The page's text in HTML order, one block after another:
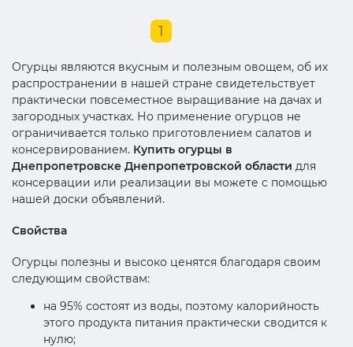
1
Огурцы являются вкусным и полезным овощем, об их
распространении в нашей стране свидетельствует
практически повсеместное выращивание на дачах и
загородных участках. Но применение огурцов не
ограничивается только приготовлением салатов и
консервированием. Купить огурцы в
Днепропетровске Днепропетровской области для
консервации или реализации вы можете с помощью
нашей доски объявлений.
Свойства
Огурцы полезны и высоко ценятся благодаря своим
следующим свойствам:
на 95% состоят из воды, поэтому калорийность
этого продукта питания практически сводится к
нулю;